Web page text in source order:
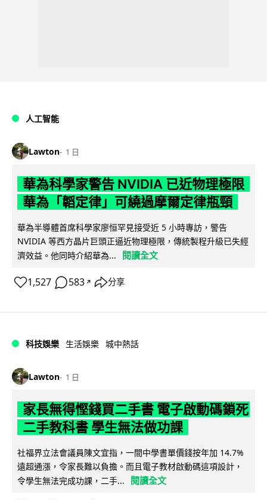
人工智能
Lawton 1 日
華為科學家警告 NVIDIA 已近物理極限
華為「韜定律」可繞過摩爾定律瓶頸
華為半導體首席科學家廖恒罕見接受近 5 小時專訪，警告
NVIDIA 等西方晶片巨頭正逼近物理極限，傳統製程升級已失經
濟效益。他同時介紹華為...
閱讀全文
1,527 583 ↗ 分享
科技娛樂 生活娛樂 城中熱話
Lawton 1 日
家長無得慳錢買二手書 電子啟動碼鎖死
二手教科書 學生無法做功課
社福界立法會議員陳文宜指，一間中學書單價錢按年加 14.7%
遠超通漲，令家長難以負擔。而且電子教材啟動碼這項設計，
令學生無法完成功課，二手...
閱讀全文